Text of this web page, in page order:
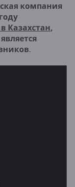
компания
Казахстан,
.